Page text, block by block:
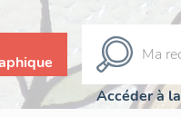
Accéder à